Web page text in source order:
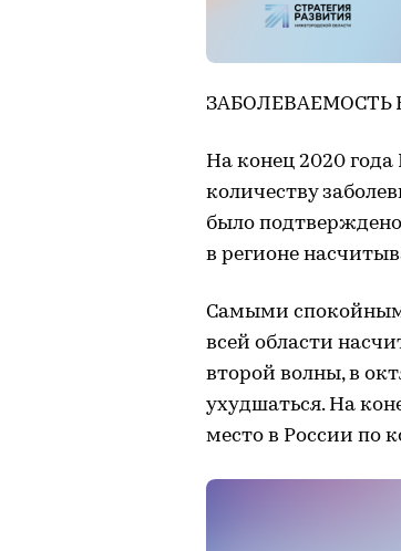
ЗАБОЛЕВАЕМОСТЬ
На конец 2020
количеству
было подтверждено
в регионе
Самыми
всей области
второй волны, в
ухудшаться. На
место в России по